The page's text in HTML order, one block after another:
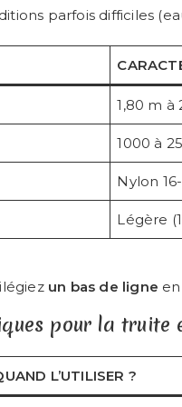
parfois difficiles
1,80 m à
1000 à
Nylon
Légère
un bas de ligne en
pour la truite
L’UTILISER ?